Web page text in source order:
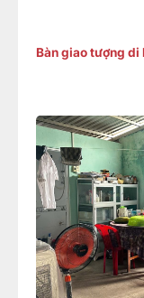
Bàn giao tượng di